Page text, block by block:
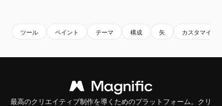
ツール ペイント テーマ 構成 矢 カスタマイズ
最高のクリエイティブ制作を導くためのプラットフォーム。クリ